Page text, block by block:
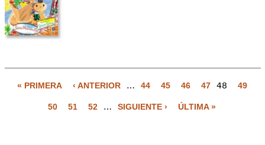
« PRIMERA ‹ ANTERIOR … 44 45 46 47 48 49
50 51 52 … SIGUIENTE › ÚLTIMA »